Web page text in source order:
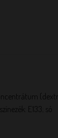
E133; só